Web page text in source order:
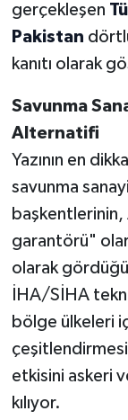
gerçekleşen
Pakistan
kanıtı olarak
Savunma
Alternatifi
Yazının en
savunma
başkentlerinin,
garantörü"
olarak
İHA/SİHA
bölge ülkeleri
etkisini askeri
kılıyor.